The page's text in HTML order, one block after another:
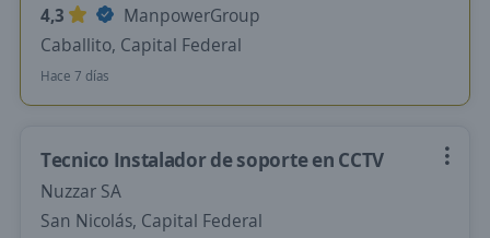
4,3
ManpowerGroup
Caballito, Capital Federal
Hace 7 días
Tecnico Instalador de soporte en CCTV
Nuzzar SA
San Nicolás, Capital Federal